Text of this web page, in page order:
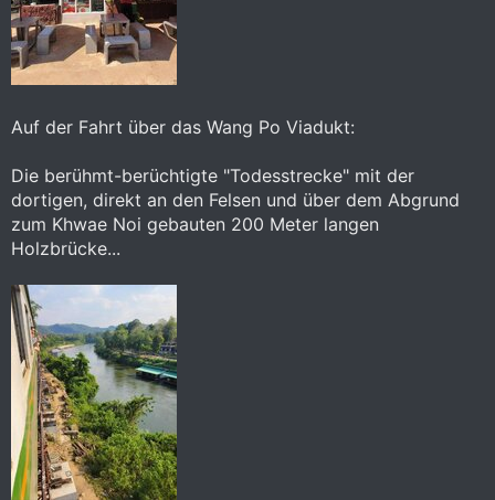
Auf der Fahrt über das Wang Po Viadukt:
Die berühmt-berüchtigte "Todesstrecke" mit der
dortigen, direkt an den Felsen und über dem Abgrund
zum Khwae Noi gebauten 200 Meter langen
Holzbrücke...